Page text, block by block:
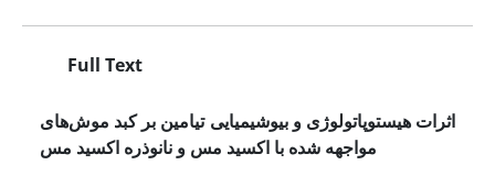
Full Text
اثرات هیستوپاتولوژی و بیوشیمیایی تیامین بر کبد موش‌های
مواجهه شده با اکسید مس و نانوذره‌ اکسید مس